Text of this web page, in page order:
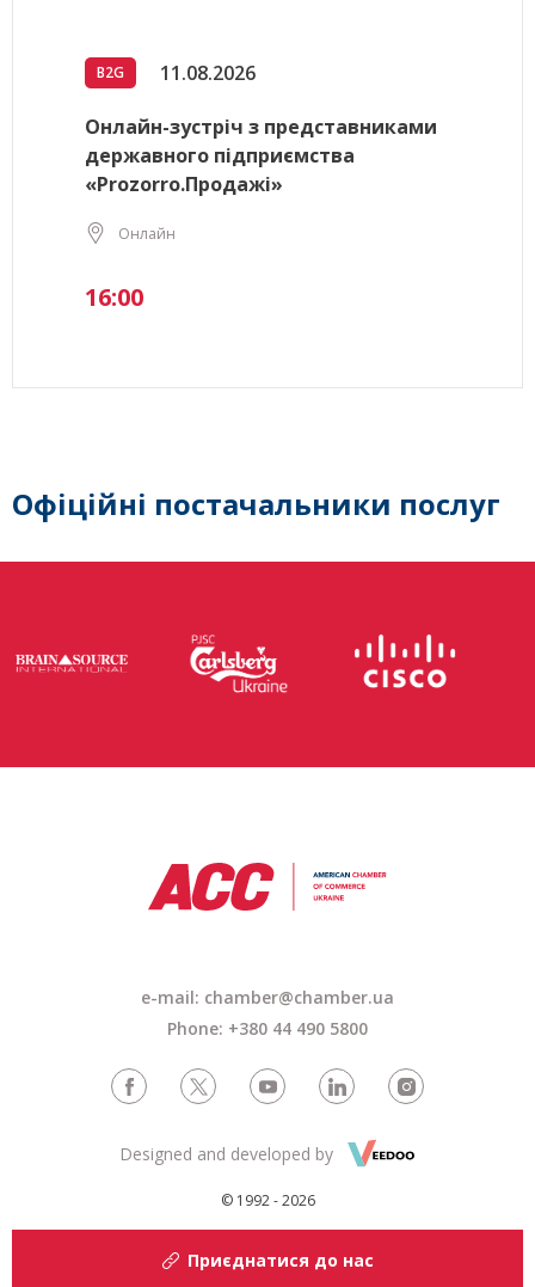
B2G 11.08.2026
Онлайн-зустріч з представниками
державного підприємства
«Prozorro.Продажі»
Онлайн
16:00
Офіційні постачальники послуг
e-mail: chamber@chamber.ua
Phone: +380 44 490 5800
© 1992 - 2026
Designed and developed by
Приєднатися до нас